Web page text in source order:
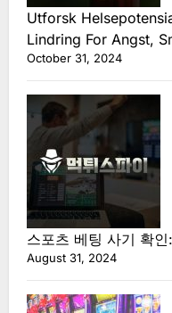
Utforsk
Lindring For Angst,
October 31, 2024
스포츠 베팅 사기 확
August 31, 2024